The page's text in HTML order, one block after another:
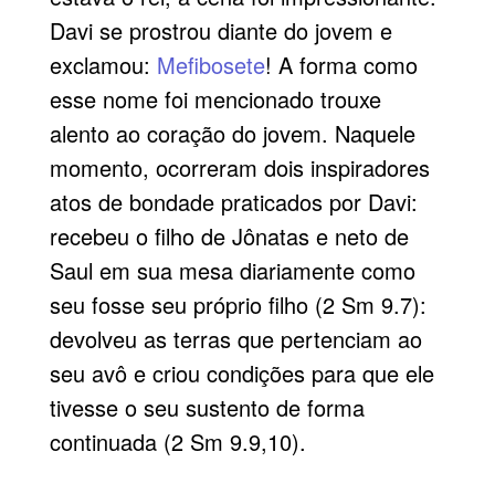
Davi se prostrou diante do jovem e
exclamou: Mefibosete! A forma como
esse nome foi mencionado trouxe
alento ao coração do jovem. Naquele
momento, ocorreram dois inspiradores
atos de bondade praticados por Davi:
recebeu o filho de Jônatas e neto de
Saul em sua mesa diariamente como
seu fosse seu próprio filho (2 Sm 9.7):
devolveu as terras que pertenciam ao
seu avô e criou condições para que ele
tivesse o seu sustento de forma
continuada (2 Sm 9.9,10).